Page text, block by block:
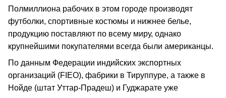
Полмиллиона рабочих в этом городе производят
футболки, спортивные костюмы и нижнее белье,
продукцию поставляют по всему миру, однако
крупнейшими покупателями всегда были американцы.
По данным Федерации индийских экспортных
организаций (FIEO), фабрики в Тируппуре, а также в
Нойде (штат Уттар-Прадеш) и Гуджарате уже